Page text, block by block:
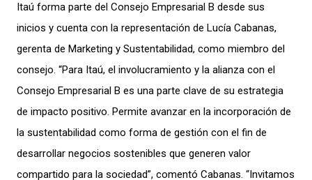
Itaú forma parte del Consejo Empresarial B desde sus
inicios y cuenta con la representación de Lucía Cabanas,
gerenta de Marketing y Sustentabilidad, como miembro del
consejo. “Para Itaú, el involucramiento y la alianza con el
Consejo Empresarial B es una parte clave de su estrategia
de impacto positivo. Permite avanzar en la incorporación de
la sustentabilidad como forma de gestión con el fin de
desarrollar negocios sostenibles que generen valor
compartido para la sociedad”, comentó Cabanas. “Invitamos